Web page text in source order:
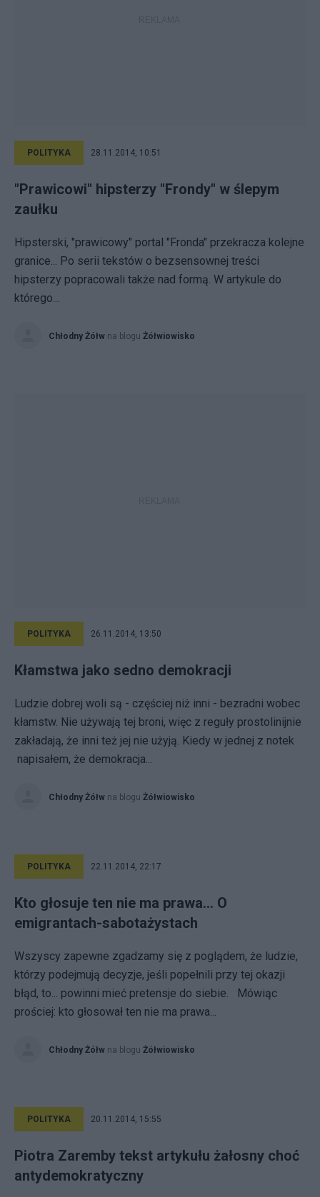
POLITYKA 28.11.2014, 10:51
"Prawicowi" hipsterzy "Frondy" w ślepym
zaułku
Hipsterski, "prawicowy" portal "Fronda" przekracza kolejne
granice... Po serii tekstów o bezsensownej treści
hipsterzy popracowali także nad formą. W artykule do
którego...
Chłodny Żółw na blogu Żółwiowisko
POLITYKA 26.11.2014, 13:50
Kłamstwa jako sedno demokracji
Ludzie dobrej woli są - częściej niż inni - bezradni wobec
kłamstw. Nie używają tej broni, więc z reguły prostolinijnie
zakładają, że inni też jej nie użyją. Kiedy w jednej z notek
napisałem, że demokracja...
Chłodny Żółw na blogu Żółwiowisko
POLITYKA 22.11.2014, 22:17
Kto głosuje ten nie ma prawa... O
emigrantach-sabotażystach
Wszyscy zapewne zgadzamy się z poglądem, że ludzie,
którzy podejmują decyzje, jeśli popełnili przy tej okazji
błąd, to... powinni mieć pretensje do siebie. Mówiąc
prościej: kto głosował ten nie ma prawa...
Chłodny Żółw na blogu Żółwiowisko
POLITYKA 20.11.2014, 15:55
Piotra Zaremby tekst artykułu żałosny choć
antydemokratyczny